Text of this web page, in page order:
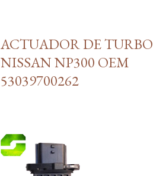
ACTUADOR DE TURBO
NISSAN NP300 OEM
53039700262